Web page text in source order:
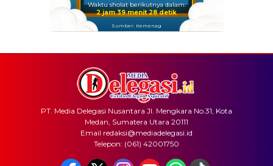
Waktu sholat berikutnya dalam:
2 jam 39 menit 28 detik
Sumber: Kemenag
PT. Media Delegasi Nusantara Jl. Mengkara No.31, Kota
Medan, Sumatera Utara 20111
Email redaksi@mediadelegasi.id
Telepon: (061) 42001750